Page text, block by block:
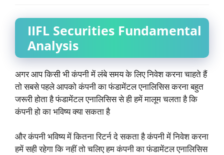
IIFL Securities Fundamental
Analysis
अगर आप किसी भी कंपनी में लंबे समय के लिए निवेश करना चाहते हैं
तो सबसे पहले आपको कंपनी का फंडामेंटल एनालिसिस करना बहुत
जरूरी होता है फंडामेंटल एनालिसिस से ही हमें मालूम चलता है कि
कंपनी हो का भविष्य क्या सकता है
और कंपनी भविष्य में कितना रिटर्न दे सकता है कंपनी में निवेश करना
हमें सही रहेगा कि नहीं तो चलिए हम कंपनी का फंडामेंटल एनालिसिस